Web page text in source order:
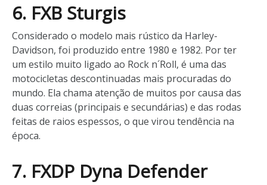
6. FXB Sturgis
Considerado o modelo mais rústico da Harley-
Davidson, foi produzido entre 1980 e 1982. Por ter
um estilo muito ligado ao Rock n´Roll, é uma das
motocicletas descontinuadas mais procuradas do
mundo. Ela chama atenção de muitos por causa das
duas correias (principais e secundárias) e das rodas
feitas de raios espessos, o que virou tendência na
época.
7. FXDP Dyna Defender